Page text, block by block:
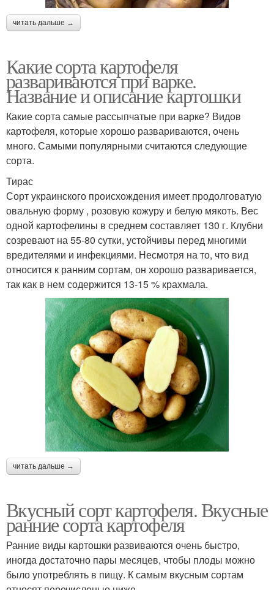
читать дальше →
Какие сорта картофеля
развариваются при варке.
Название и описание картошки
Какие сорта самые рассыпчатые при варке? Видов
картофеля, которые хорошо развариваются, очень
много. Самыми популярными считаются следующие
сорта.
Тирас
Сорт украинского происхождения имеет продолговатую
овальную форму , розовую кожуру и белую мякоть. Вес
одной картофелины в среднем составляет 130 г. Клубни
созревают на 55-80 сутки, устойчивы перед многими
вредителями и инфекциями. Несмотря на то, что вид
относится к ранним сортам, он хорошо разваривается,
так как в нем содержится 13-15 % крахмала.
читать дальше →
Вкусный сорт картофеля. Вкусные
ранние сорта картофеля
Ранние виды картошки развиваются очень быстро,
иногда достаточно пары месяцев, чтобы плоды можно
было употреблять в пищу. К самым вкусным сортам